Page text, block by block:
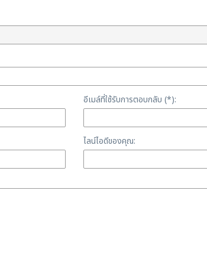
อีเมล์ที่ใช้รับการตอบกลับ (*):
ไลน์ไอดีของคุณ: